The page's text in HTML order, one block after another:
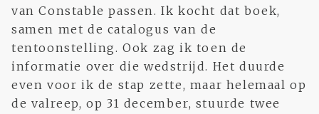
van Constable passen. Ik kocht dat boek,
samen met de catalogus van de
tentoonstelling. Ook zag ik toen de
informatie over die wedstrijd. Het duurde
even voor ik de stap zette, maar helemaal op
de valreep, op 31 december, stuurde twee